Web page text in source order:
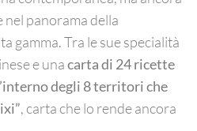
nel panorama della
gamma. Tra le sue specialità
e unacarta di 24 ricette
degli 8 territori che
, carta che lo rende ancora